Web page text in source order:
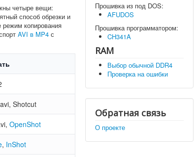
четыре вещи:
способ обрезки и
копирования
AVI в MP4 с
Shotcut
OpenShot
, InShot
Прошивка из под DOS:
AFUDOS
Прошивка программатором:
CH341A
RAM
Выбор обычной DDR4
Проверка на ошибки
Обратная связь
О проекте